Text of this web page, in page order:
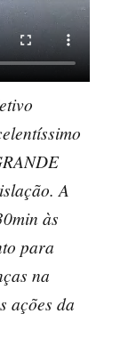
A
às
para
na
ações da